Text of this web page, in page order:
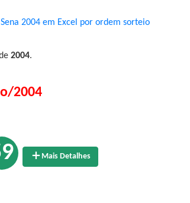
2004 em Excel por ordem sorteio
2004.
2004
Mais Detalhes